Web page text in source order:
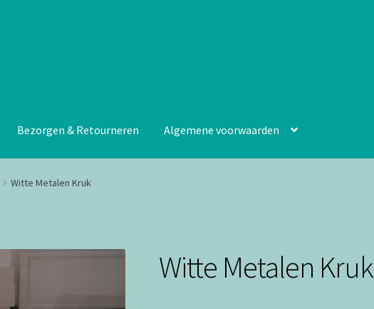
Bezorgen & Retourneren Algemene voorwaarden
Witte Metalen Kruk
Witte Metalen Kruk